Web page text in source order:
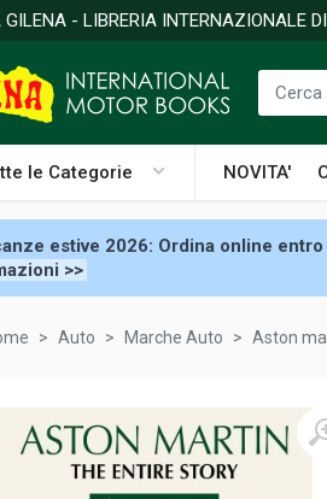
GILENA - LIBRERIA INTERNAZIONALE
le Categorie NOVITA'
estive 2026: Ordina online
>>
Auto Marche Auto Aston